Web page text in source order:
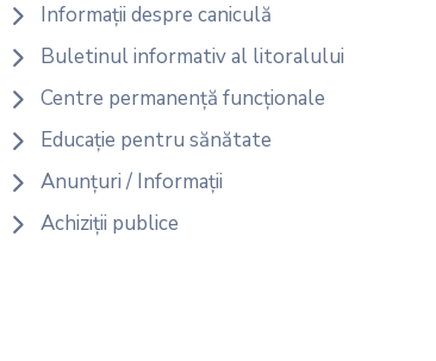
Informații despre caniculă
Buletinul informativ al litoralului
Centre permanență funcționale
Educație pentru sănătate
Anunțuri / Informații
Achiziții publice